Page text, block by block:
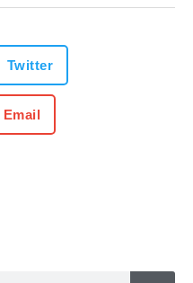
Twitter
Email